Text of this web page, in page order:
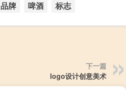
品牌 啤酒 标志
下一篇
logo设计创意美术